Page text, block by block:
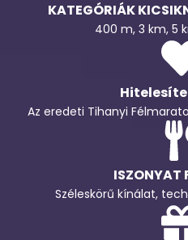
KATEGÓRIÁK
400 m, 3 km, 5
Az eredeti Tihanyi
ISZONYAT
Széleskörű kínálat,